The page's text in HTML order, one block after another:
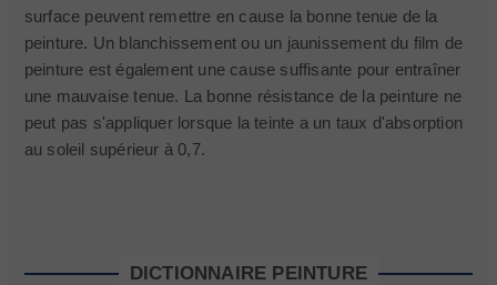
surface peuvent remettre en cause la bonne tenue de la
peinture. Un blanchissement ou un jaunissement du film de
peinture est également une cause suffisante pour entraîner
une mauvaise tenue. La bonne résistance de la peinture ne
peut pas s'appliquer lorsque la teinte a un taux d'absorption
au soleil supérieur à 0,7.
DICTIONNAIRE PEINTURE